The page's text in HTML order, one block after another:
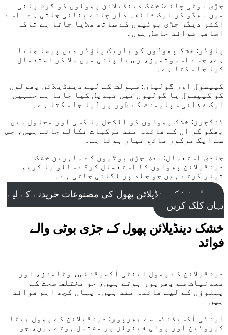
جڑی بوٹی چائے: خشک دینڈیلائن پھولوں کو گرم پانی
میں بھگو کر ایک ذائقہ دار چائے بنائی جاتی ہے۔ اسے
اکثر دیگر جڑی بوٹیوں کے ساتھ ملایا جاتا ہے تاکہ
اضافی فوائد حاصل ہوں۔
پاؤڈر: خشک پھولوں کو باریک پاؤڈر میں پیسا جاتا
ہے، جسے اسموتھیز، رس یا پانی میں ملا کر استعمال
کیا جا سکتا ہے۔
کیپسول اور گولیاں: سہولت کے لیے دینڈیلائن پھولوں
کو کیپسول یا گولیوں میں تبدیل کیا جاتا ہے جنہیں
ایک غذائی سپلیمنٹ کے طور پر لیا جا سکتا ہے۔
ٹنکچرز: خشک پھولوں کو الکحل یا کسی اور محلول میں
بھگو کر ان کے فائدہ مند مرکبات نکالے جاتے ہیں، جس
سے ایک مرکوز مائع تیار ہوتا ہے۔
جلدی استعمال: بعض جڑی بوٹیوں کے ماہرین خشک
دینڈیلائن پھولوں کا استعمال کرکے سالو یا کریم
تیار کرتے ہیں جو جلد پر لگائی جاتی ہے۔
تمام خشک دینڈیلائن پھول کی مصنوعات خریدنے کے لیے
یہاں کلک کریں
خشک دینڈیلائن پھول کے جڑی بوٹی والے
فوائد
دینڈیلائن کے پھول اینٹی آکسیڈنٹس، وٹامنز، اور
معدنیات سے بھرپور ہوتے ہیں، جو مختلف صحت کے
پہلوؤں کے لیے فائدہ مند ہیں۔ یہاں کچھ اہم فوائد
ہیں
اینٹی آکسیڈنٹس سے بھرپور: دینڈیلائن کے پھول بیٹا
کیروٹین اور پولی فینولز پر مشتمل ہوتے ہیں، جو